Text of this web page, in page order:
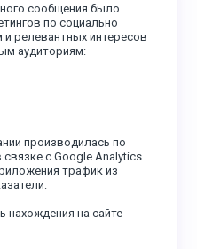
сообщения было
по социально
релевантных интересов
аудиториям:
производилась по
с Google Analytics
трафик из
нахождения на сайте